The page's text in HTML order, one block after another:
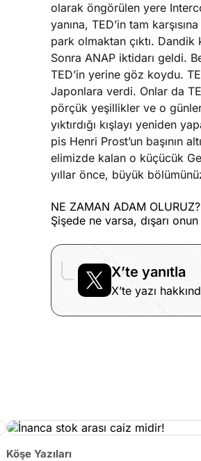
olarak öngörülen yere
yanına, TED’in tam
park olmaktan çıktı.
Sonra ANAP iktidarı geldi.
TED’in yerine göz koydu.
Japonlara verdi. Onlar da
pörçük yeşillikler ve o
yıktırdığı kışlayı yeniden
pis Henri Prost’un başının
elimizde kalan o küçücük
yıllar önce, büyük
NE ZAMAN ADAM OLURUZ?
Şişede ne varsa, dışarı onun
X’te yanıtla
X’te yazı
Köşe Yazıları